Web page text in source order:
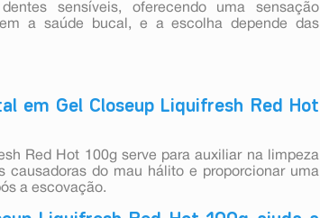
sensíveis, oferecendo uma sensação
a saúde bucal, e a escolha depende das
em Gel Closeup Liquifresh Red Hot
Red Hot 100g serve para auxiliar na limpeza
causadoras do mau hálito e proporcionar uma
a escovação.